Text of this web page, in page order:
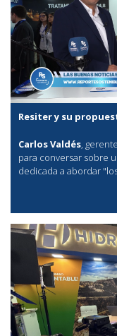
Resiter y su
Carlos Valdés,
para conversar sobre
dedicada a abordar